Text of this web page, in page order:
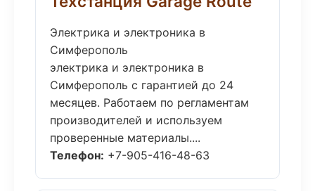
Электрика и электроника в
Симферополь
электрика и электроника в
Симферополь с гарантией до 24
месяцев. Работаем по регламентам
производителей и используем
проверенные материалы....
Телефон: +7-905-416-48-63